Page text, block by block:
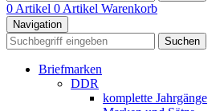
0 Artikel 0 Artikel Warenkorb
Navigation
Suchen
Briefmarken
DDR
komplette Jahrgänge